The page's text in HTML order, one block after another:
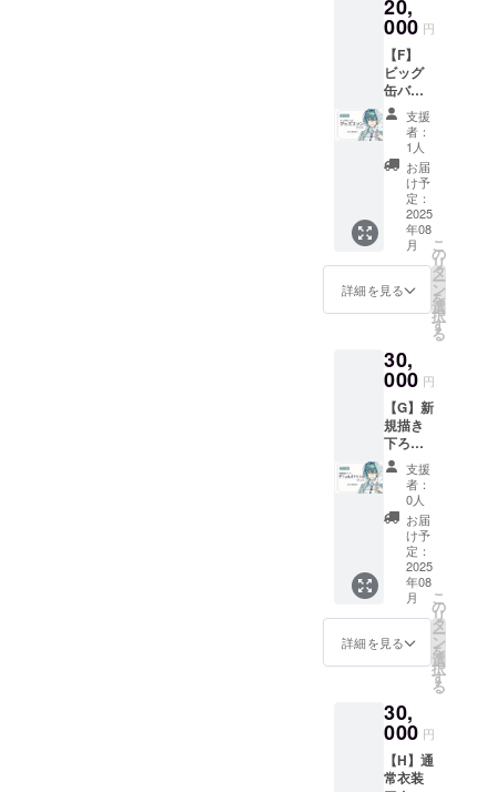
て送付
予定で
す ※先
行配信
の日時
が決ま
り次第
お知ら
せしま
す 掲載
期間：
動画が
存続す
る限り
掲載
なし」
とご記
入くだ
さい ※
公序良
俗に反
するお
名前は
記載出
来かね
ますの
でご承
知くだ
さい 掲
載期
間：動
画が存
メ） ■
先行配
信ご招
待 ■お
礼
Live2D
動画30
秒(共通)
＋ □お
名前入
りポス
トカー
ド □ク
リア
ファイ
ル ※ご
掲載を
希望さ
れるお
名前を
ご記入
くださ
い ※ご
支援
時、備
考欄に
掲載を
希望さ
れるお
名前を
ご記入
くださ
い ※お
紙、お
礼
Live2D
動画は
ギガ
20,
000 円
【F】
ビッグ
缶バッ
ジプラ
ン ■活
動報告
の閲覧
■クレ
ジット
の記載
■お礼ボ
イス10
秒(共通)
■スマホ
壁紙２
種（等
フォル
メ） ■
先行配
信ご招
待 ■お
礼
Live2D
動画30
秒(共通)
■お名前
入りポ
スト
カード
■クリア
ファイ
ル ＋ □
ビッグ
時、備
考欄に
掲載を
希望さ
れるお
支援
者：
1人
お届
け予
定：
2025
年08
月
詳細を見る
こ
の
リ
タ
ー
ン
を
選
択
す
る
30,
000 円
【G】新
規描き
下ろし
デフォ
ルメア
クスタ
プラン
■活動報
告の閲
覧 ■ク
レジッ
トの記
載 ■お
礼ボイ
ス10秒
(共通) ■
壁紙２
種（等
身/デ
フォル
メ） ■
支援
者：
0人
お届
け予
定：
2025
年08
月
詳細を見る
こ
の
リ
タ
ー
ン
を
選
択
す
る
30,
000 円
【H】通
常衣装